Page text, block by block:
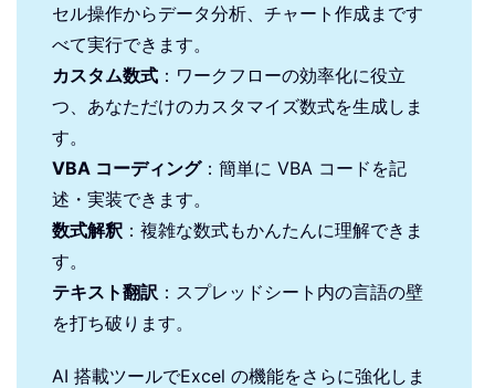
セル操作からデータ分析、チャート作成まです
べて実行できます。
カスタム数式 ：ワークフローの効率化に役立
つ、あなただけのカスタマイズ数式を生成しま
す。
VBA コーディング：簡単に VBA コードを記
述・実装できます。
数式解釈 ：複雑な数式もかんたんに理解できま
す。
テキスト翻訳 ：スプレッドシート内の言語の壁
を打ち破ります。
AI 搭載ツールでExcel の機能をさらに強化しま